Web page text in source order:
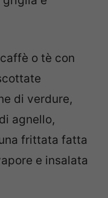
o tè con
di verdure,
agnello,
frittata fatta
e insalata